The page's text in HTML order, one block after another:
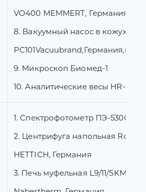
VO400 MEMMERT, Германия
8. Вакуумный насос в кожухе
9. Микроскоп Биомед-1
10. Аналитические весы HR-250
1. Спектрофотометр ПЭ-5300В
2. Центрифуга напольная Rotixa
HETTICH, Германия
3. Печь муфельная L9/11/SKM,